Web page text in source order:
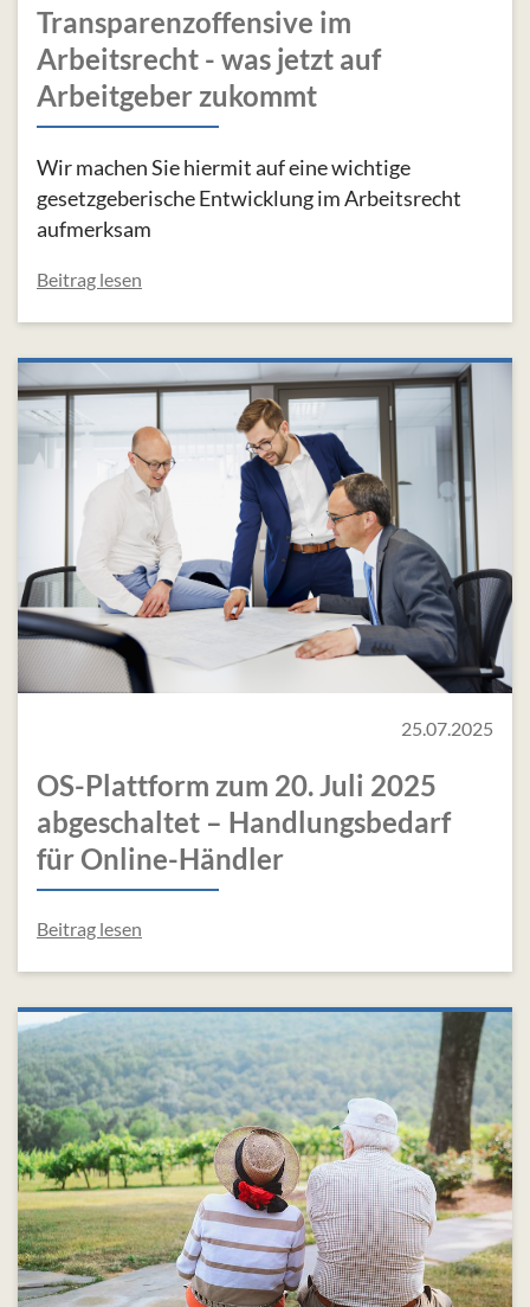
Transparenzoffensive im
Arbeitsrecht - was jetzt auf
Arbeitgeber zukommt
Wir machen Sie hiermit auf eine wichtige
gesetzgeberische Entwicklung im Arbeitsrecht
aufmerksam
Beitrag lesen
25.07.2025
OS-Plattform zum 20. Juli 2025
abgeschaltet – Handlungsbedarf
für Online-Händler
Beitrag lesen